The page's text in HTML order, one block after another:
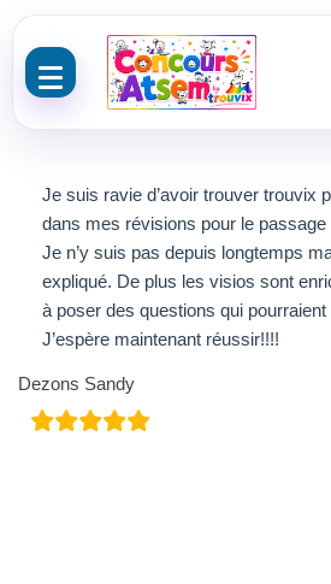
Je suis ravie d’avoir trouver trouvix
dans mes révisions pour le passage
Je n’y suis pas depuis longtemps
expliqué. De plus les visios sont
à poser des questions qui
J’espère maintenant réussir!!!!
Dezons Sandy